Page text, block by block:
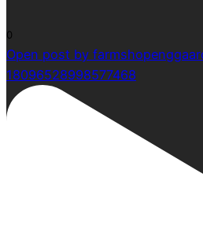
0
Open post by
18096528998577468